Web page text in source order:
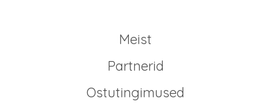
Meist
Partnerid
Ostutingimused